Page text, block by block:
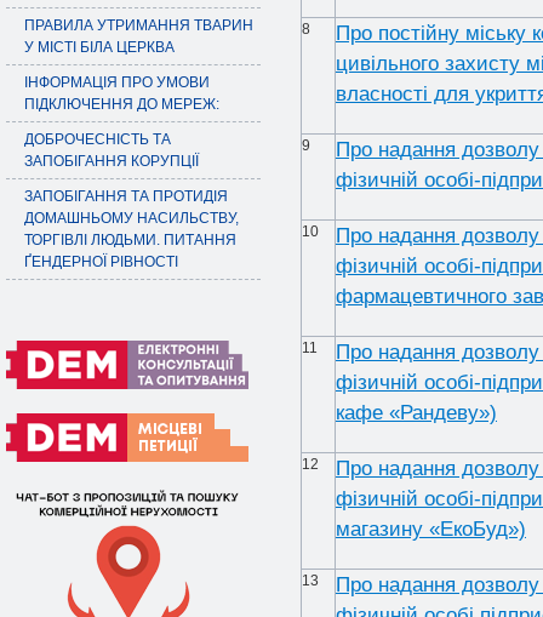
ПРАВИЛА УТРИМАННЯ ТВАРИН
У МІСТІ БІЛА ЦЕРКВА
ІНФОРМАЦІЯ ПРО УМОВИ
ПІДКЛЮЧЕННЯ ДО МЕРЕЖ:
ДОБРОЧЕСНІСТЬ ТА
ЗАПОБІГАННЯ КОРУПЦІЇ
ЗАПОБІГАННЯ ТА ПРОТИДІЯ
ДОМАШНЬОМУ НАСИЛЬСТВУ,
ТОРГІВЛІ ЛЮДЬМИ. ПИТАННЯ
ҐЕНДЕРНОЇ РІВНОСТІ
8
Про постійну міську
цивільного захисту
власності для
9
Про надання дозволу
фізичній особі-
10
Про надання дозволу
фізичній особі-
фармацевтичного
11
Про надання дозволу
фізичній особі-
кафе «Рандеву»)
12
Про надання дозволу
фізичній особі-
магазину «ЕкоБуд»)
13
Про надання дозволу